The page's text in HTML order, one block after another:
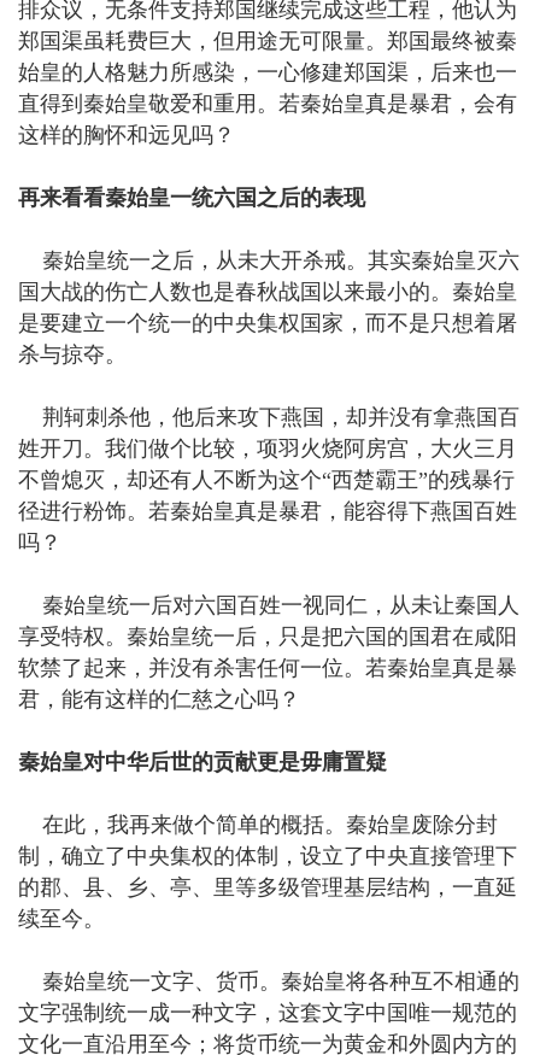
排众议，无条件支持郑国继续完成这些工程，他认为
郑国渠虽耗费巨大，但用途无可限量。郑国最终被秦
始皇的人格魅力所感染，一心修建郑国渠，后来也一
直得到秦始皇敬爱和重用。若秦始皇真是暴君，会有
这样的胸怀和远见吗？
再来看看秦始皇一统六国之后的表现
秦始皇统一之后，从未大开杀戒。其实秦始皇灭六
国大战的伤亡人数也是春秋战国以来最小的。秦始皇
是要建立一个统一的中央集权国家，而不是只想着屠
杀与掠夺。
荆轲刺杀他，他后来攻下燕国，却并没有拿燕国百
姓开刀。我们做个比较，项羽火烧阿房宫，大火三月
不曾熄灭，却还有人不断为这个“西楚霸王”的残暴行
径进行粉饰。若秦始皇真是暴君，能容得下燕国百姓
吗？
秦始皇统一后对六国百姓一视同仁，从未让秦国人
享受特权。秦始皇统一后，只是把六国的国君在咸阳
软禁了起来，并没有杀害任何一位。若秦始皇真是暴
君，能有这样的仁慈之心吗？
秦始皇对中华后世的贡献更是毋庸置疑
在此，我再来做个简单的概括。秦始皇废除分封
制，确立了中央集权的体制，设立了中央直接管理下
的郡、县、乡、亭、里等多级管理基层结构，一直延
续至今。
秦始皇统一文字、货币。秦始皇将各种互不相通的
文字强制统一成一种文字，这套文字中国唯一规范的
文化一直沿用至今；将货币统一为黄金和外圆内方的